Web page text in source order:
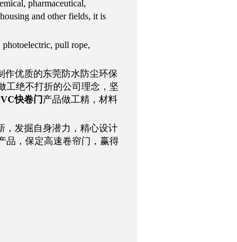
pharmaceutical,
and other fields, it is
pull rope,
作优质的东莞防水防尘环保
工绝不打折的公司理念，坚
快卷门 产品做工精，材料
，发掘自身潜力，精心设计
品，保定高速卷帘门，赢得